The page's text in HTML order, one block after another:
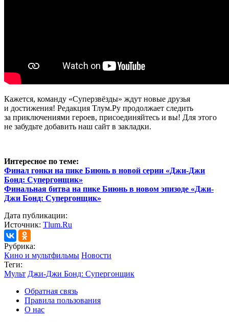
Кажется, команду «Суперзвёзды» ждут новые друзья
и достижения! Редакция Тлум.Ру продолжает следить
за приключениями героев, присоединяйтесь и вы! Для этого
не забудьте добавить наш сайт в закладки.
Интересное по теме:
Финал гонки на пике Биюнь в новой серии «Джи-Джи
Бонд: Супергонщик»
Финальная битва на пике Биюнь в новом эпизоде «Джи-
Джи Бонд: Супергонщик»
Дата публикации:
Источник: Tlum.Ru
Рубрика:
Кино и мультфильмы Новости
Теги:
Мульт Джи-Джи Бонд: Супергонщик
Обратная связь
Правила пользования
О нас